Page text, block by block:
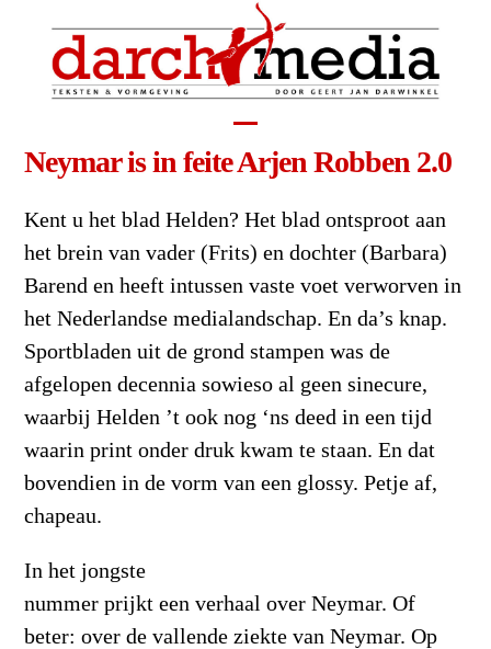
hoofdinhoud
Open
mobile
menu
Close
mobile
menu
Neymar is in feite Arjen Robben 2.0
Kent u het blad Helden? Het blad ontsproot aan
het brein van vader (Frits) en dochter (Barbara)
Barend en heeft intussen vaste voet verworven in
het Nederlandse medialandschap. En da’s knap.
Sportbladen uit de grond stampen was de
afgelopen decennia sowieso al geen sinecure,
waarbij Helden ’t ook nog ‘ns deed in een tijd
waarin print onder druk kwam te staan. En dat
bovendien in de vorm van een glossy. Petje af,
chapeau.
In het jongste
nummer prijkt een verhaal over Neymar. Of
beter: over de vallende ziekte van Neymar. Op